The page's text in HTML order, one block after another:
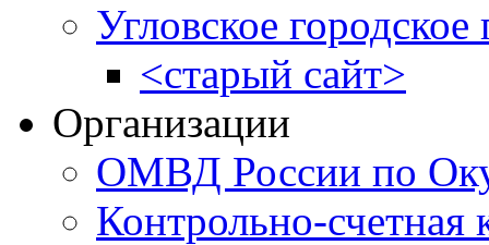
Угловское городское
<старый сайт>
Организации
ОМВД России по
Контрольно-счетная